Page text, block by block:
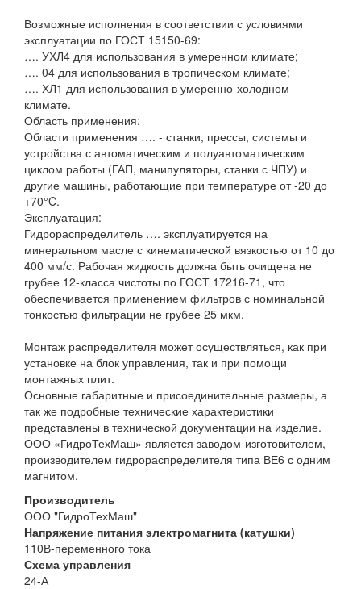
Возможные исполнения в соответствии с условиями
эксплуатации по ГОСТ 15150-69:
…. УХЛ4 для использования в умеренном климате;
…. 04 для использования в тропическом климате;
…. ХЛ1 для использования в умеренно-холодном
климате.
Область применения:
Области применения …. - станки, прессы, системы и
устройства с автоматическим и полуавтоматическим
циклом работы (ГАП, манипуляторы, станки с ЧПУ) и
другие машины, работающие при температуре от -20 до
+70°C.
Эксплуатация:
Гидрораспределитель …. эксплуатируется на
минеральном масле с кинематической вязкостью от 10 до
400 мм/с. Рабочая жидкость должна быть очищена не
грубее 12-класса чистоты по ГОСТ 17216-71, что
обеспечивается применением фильтров с номинальной
тонкостью фильтрации не грубее 25 мкм.
Монтаж распределителя может осуществляться, как при
установке на блок управления, так и при помощи
монтажных плит.
Основные габаритные и присоединительные размеры, а
так же подробные технические характеристики
представлены в технической документации на изделие.
ООО «ГидроТехМаш» является заводом-изготовителем,
производителем гидрораспределителя типа ВЕ6 с одним
магнитом.
Производитель
ООО "ГидроТехМаш"
Напряжение питания электромагнита (катушки)
110В-переменного тока
Схема управления
24-А